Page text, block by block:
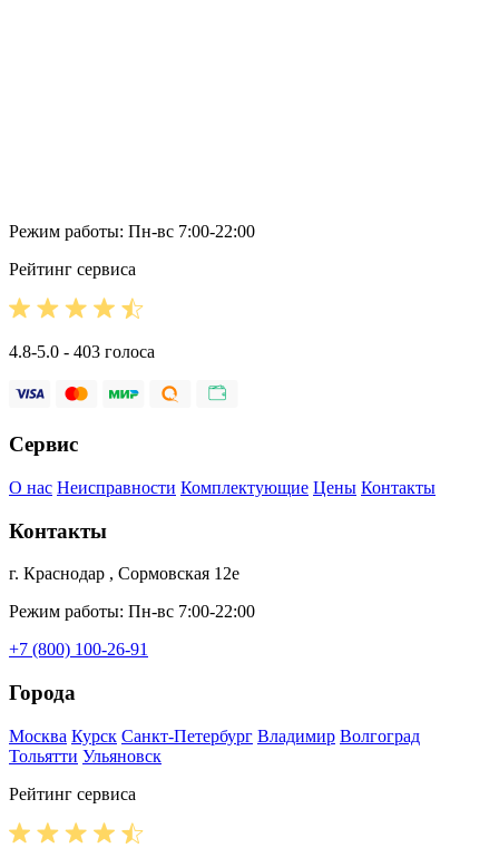
Режим работы: Пн-вс 7:00-22:00
Рейтинг сервиса
4.8-5.0 - 403 голоса
Сервис
О нас Неисправности Комплектующие Цены Контакты
Контакты
г. Краснодар , Сормовская 12е
Режим работы: Пн-вс 7:00-22:00
+7 (800) 100-26-91
Города
Москва Курск Санкт-Петербург Владимир Волгоград
Тольятти Ульяновск
Рейтинг сервиса